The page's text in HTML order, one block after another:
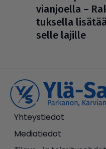
vi­an­jo­ella –
tuk­sella
selle lajille
Yhteystiedot
Mediatiedot